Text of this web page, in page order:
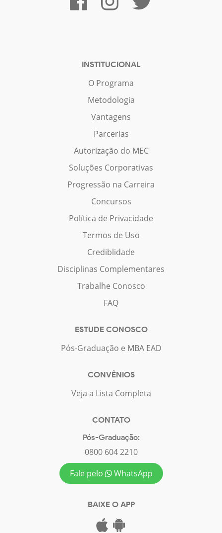
INSTITUCIONAL
O Programa
Metodologia
Vantagens
Parcerias
Autorização do MEC
Soluções Corporativas
Progressão na Carreira
Concursos
Política de Privacidade
Termos de Uso
Crediblidade
Disciplinas Complementares
Trabalhe Conosco
FAQ
ESTUDE CONOSCO
Pós-Graduação e MBA EAD
CONVÊNIOS
Veja a Lista Completa
CONTATO
Pós-Graduação:
0800 604 2210
Fale pelo
WhatsApp
BAIXE O APP